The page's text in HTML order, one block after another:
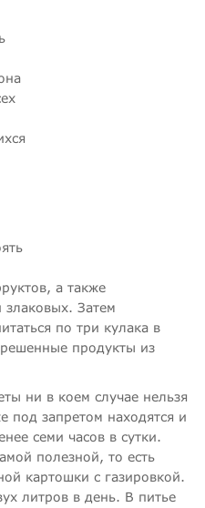
а также
Затем
по три кулака в
продукты из
ни в коем случае нельзя
под запретом находятся и
семи часов в сутки.
полезной, то есть
картошки с газировкой.
литров в день. В питье